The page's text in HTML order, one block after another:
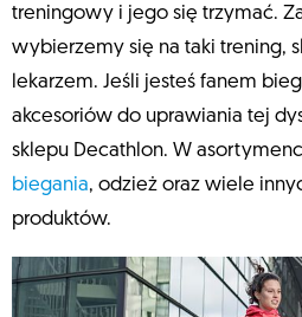
treningowy i jego się trzymać.
wybierzemy się na taki trening,
lekarzem. Jeśli jesteś fanem
akcesoriów do uprawiania tej
sklepu Decathlon. W
biegania, odzież oraz wiele
produktów.